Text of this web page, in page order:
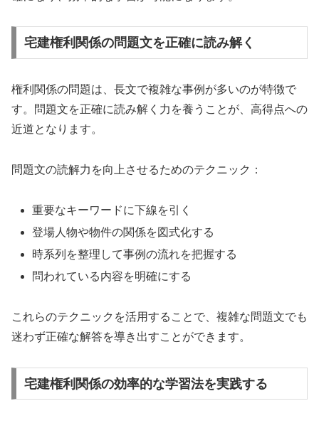
宅建権利関係の問題文を正確に読み解く
権利関係の問題は、長文で複雑な事例が多いのが特徴で
す。問題文を正確に読み解く力を養うことが、高得点への
近道となります。
問題文の読解力を向上させるためのテクニック：
重要なキーワードに下線を引く
登場人物や物件の関係を図式化する
時系列を整理して事例の流れを把握する
問われている内容を明確にする
これらのテクニックを活用することで、複雑な問題文でも
迷わず正確な解答を導き出すことができます。
宅建権利関係の効率的な学習法を実践する